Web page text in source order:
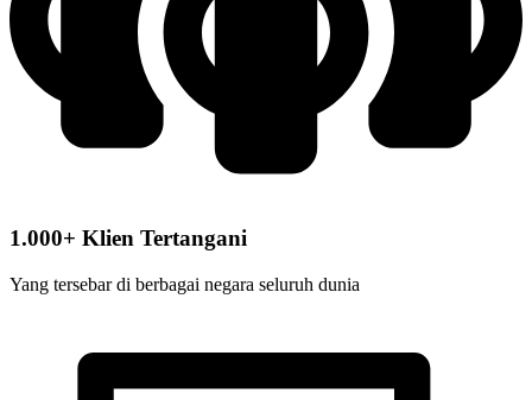
1.000+ Klien Tertangani
Yang tersebar di berbagai negara seluruh dunia